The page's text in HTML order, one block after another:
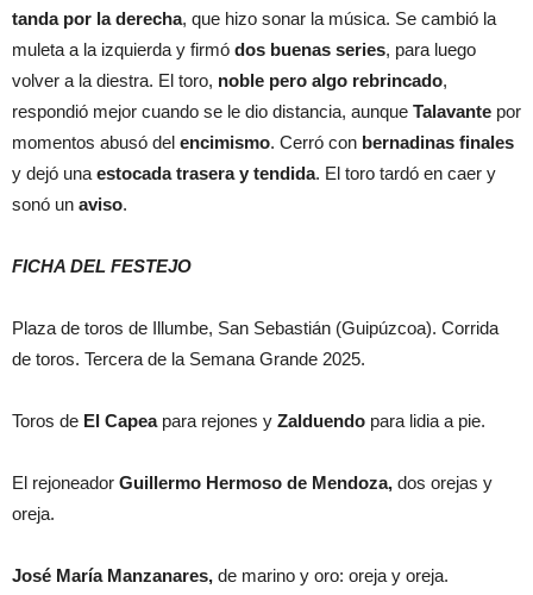
tanda por la derecha, que hizo sonar la música. Se cambió la
muleta a la izquierda y firmó dos buenas series, para luego
volver a la diestra. El toro, noble pero algo rebrincado,
respondió mejor cuando se le dio distancia, aunque Talavante por
momentos abusó del encimismo. Cerró con bernadinas finales
y dejó una estocada trasera y tendida. El toro tardó en caer y
sonó un aviso.
FICHA DEL FESTEJO
Plaza de toros de Illumbe, San Sebastián (Guipúzcoa). Corrida
de toros. Tercera de la Semana Grande 2025.
Toros de El Capeapara rejones y Zalduendo para lidia a pie.
El rejoneador Guillermo Hermoso de Mendoza, dos orejas y
oreja.
José María Manzanares, de marino y oro: oreja y oreja.